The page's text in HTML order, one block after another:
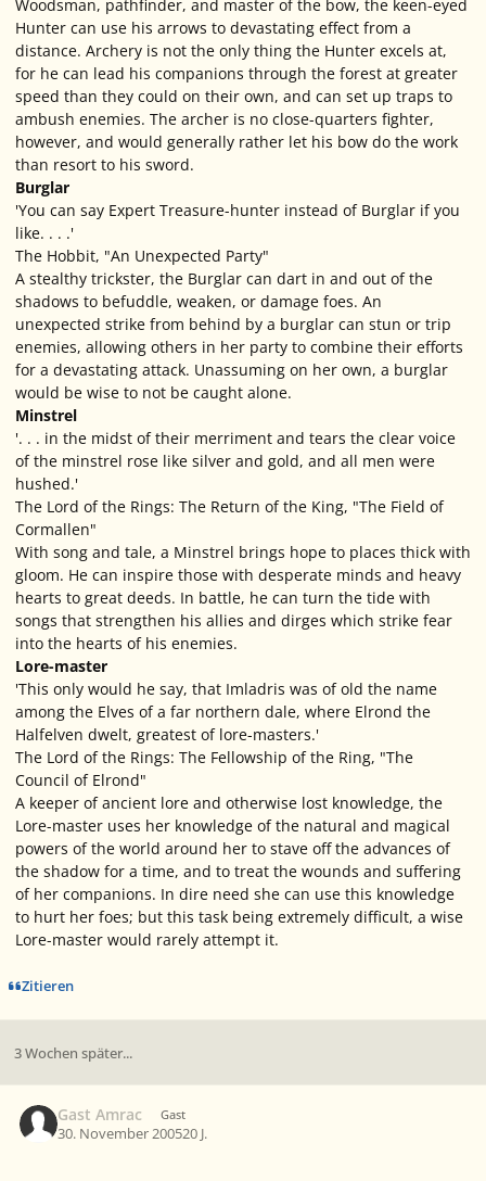
Woodsman, pathfinder, and master of the bow, the keen-eyed
Hunter can use his arrows to devastating effect from a
distance. Archery is not the only thing the Hunter excels at,
for he can lead his companions through the forest at greater
speed than they could on their own, and can set up traps to
ambush enemies. The archer is no close-quarters fighter,
however, and would generally rather let his bow do the work
than resort to his sword.
Burglar
'You can say Expert Treasure-hunter instead of Burglar if you
like. . . .'
The Hobbit, "An Unexpected Party"
A stealthy trickster, the Burglar can dart in and out of the
shadows to befuddle, weaken, or damage foes. An
unexpected strike from behind by a burglar can stun or trip
enemies, allowing others in her party to combine their efforts
for a devastating attack. Unassuming on her own, a burglar
would be wise to not be caught alone.
Minstrel
'. . . in the midst of their merriment and tears the clear voice
of the minstrel rose like silver and gold, and all men were
hushed.'
The Lord of the Rings: The Return of the King, "The Field of
Cormallen"
With song and tale, a Minstrel brings hope to places thick with
gloom. He can inspire those with desperate minds and heavy
hearts to great deeds. In battle, he can turn the tide with
songs that strengthen his allies and dirges which strike fear
into the hearts of his enemies.
Lore-master
'This only would he say, that Imladris was of old the name
among the Elves of a far northern dale, where Elrond the
Halfelven dwelt, greatest of lore-masters.'
The Lord of the Rings: The Fellowship of the Ring, "The
Council of Elrond"
A keeper of ancient lore and otherwise lost knowledge, the
Lore-master uses her knowledge of the natural and magical
powers of the world around her to stave off the advances of
the shadow for a time, and to treat the wounds and suffering
of her companions. In dire need she can use this knowledge
to hurt her foes; but this task being extremely difficult, a wise
Lore-master would rarely attempt it.
Zitieren
3 Wochen später...
Gast Amrac Gast
30. November 200520 J.